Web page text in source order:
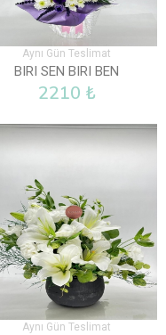
Aynı Gün Teslimat
BIRI SEN BIRI BEN
2210 ₺
Aynı Gün Teslimat